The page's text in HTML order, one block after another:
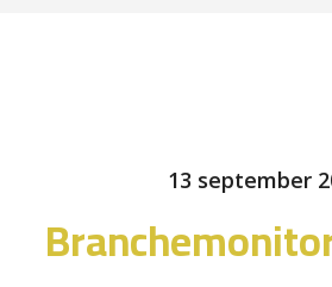
13 september